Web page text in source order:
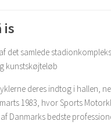
is
det samlede
kunstskøjteløb
deres indtog i hallen,
1983, hvor Sports
Danmarks bedste